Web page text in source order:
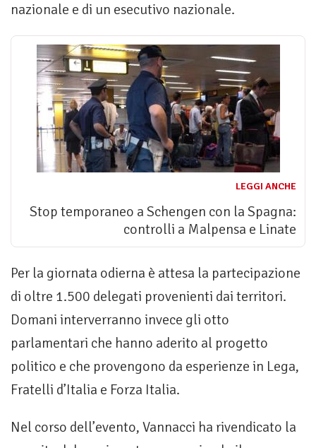
nazionale e di un esecutivo nazionale.
LEGGI ANCHE
Stop temporaneo a Schengen con la Spagna:
controlli a Malpensa e Linate
Per la giornata odierna è attesa la partecipazione
di oltre 1.500 delegati provenienti dai territori.
Domani interverranno invece gli otto
parlamentari che hanno aderito al progetto
politico e che provengono da esperienze in Lega,
Fratelli d’Italia e Forza Italia.
Nel corso dell’evento, Vannacci ha rivendicato la